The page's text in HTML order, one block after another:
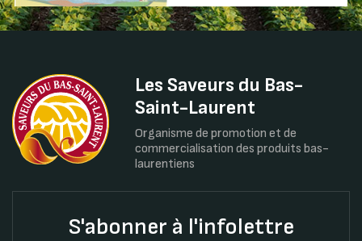
Les Saveurs du Bas-
Saint-Laurent
Organisme de promotion et de
commercialisation des produits bas-
laurentiens
S'abonner à l'infolettre